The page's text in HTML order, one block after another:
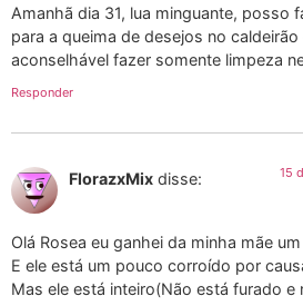
Amanhã dia 31, lua minguante, posso
para a queima de desejos no caldeirão
aconselhável fazer somente limpeza
Responder
FlorazxMix disse: 15
Olá Rosea eu ganhei da minha mãe
E ele está um pouco corroído por
Mas ele está inteiro(Não está furado e